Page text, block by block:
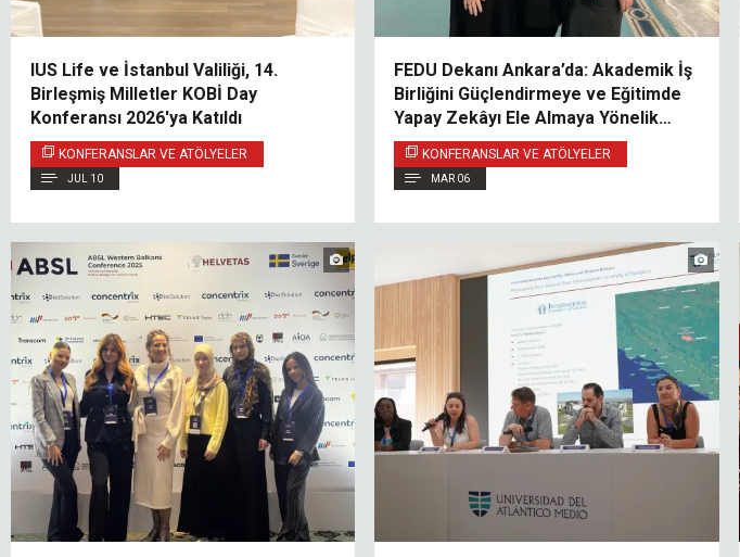
IUS Life ve İstanbul Valiliği, 14.
Birleşmiş Milletler KOBİ Day
Konferansı 2026'ya Katıldı
KONFERANSLAR VE ATÖLYELER
JUL 10
FEDU Dekanı Ankara’da: Akademik İş
Birliğini Güçlendirmeye ve Eğitimde
Yapay Zekâyı Ele Almaya Yönelik
Ziyaret
KONFERANSLAR VE ATÖLYELER
MAR 06